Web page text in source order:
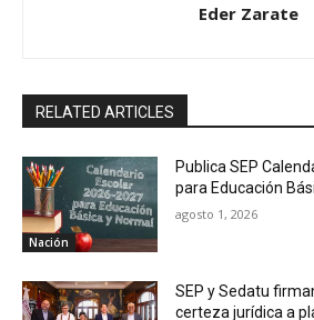
Eder Zarate
RELATED ARTICLES
Nación
Publica SEP
para Educación
agosto 1, 2026
SEP y Sedatu
certeza jurídica a